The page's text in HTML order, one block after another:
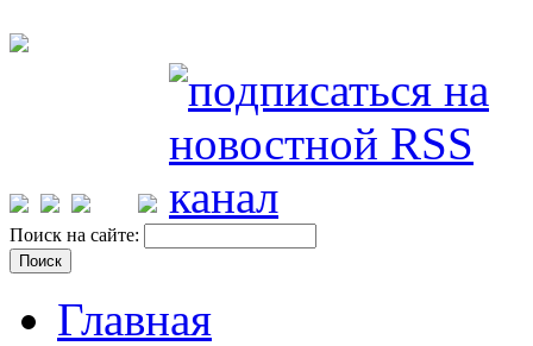
Поиск на сайте:
Главная